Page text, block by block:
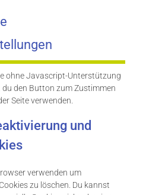
ohne Javascript-Unterstützung
den Button zum Zustimmen
Seite verwenden.
und
verwenden um
zu löschen. Du kannst